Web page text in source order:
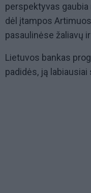
perspektyvas
dėl įtampos
pasaulinėse žaliavų
Lietuvos bankas
padidės, ją